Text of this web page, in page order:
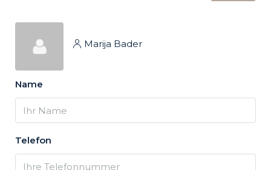
Marija Bader
Name
Telefon